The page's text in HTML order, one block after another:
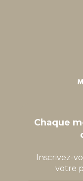
Chaque
Inscrivez-
votre